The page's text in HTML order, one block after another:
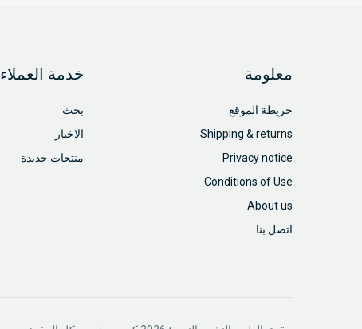
معلومة
خريطة الموقع
Shipping & returns
Privacy notice
Conditions of Use
About us
اتصل بنا
خدمة العملاء
بحث
الاخبار
منتجات جديدة